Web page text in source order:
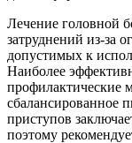
Лечение головной
затруднений из-за
допустимых к
Наиболее
профилактические
сбалансированное
приступов
поэтому